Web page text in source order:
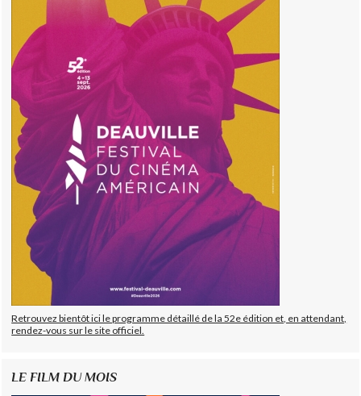
Retrouvez bientôt ici le programme détaillé de la 52e édition et, en attendant,
rendez-vous sur le site officiel.
LE FILM DU MOIS